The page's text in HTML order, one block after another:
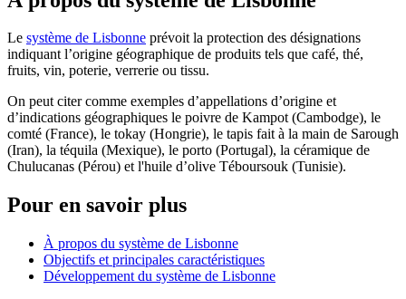
Le système de Lisbonne prévoit la protection des désignations
indiquant l’origine géographique de produits tels que café, thé,
fruits, vin, poterie, verrerie ou tissu.
On peut citer comme exemples d’appellations d’origine et
d’indications géographiques le poivre de Kampot (Cambodge), le
comté (France), le tokay (Hongrie), le tapis fait à la main de Sarough
(Iran), la téquila (Mexique), le porto (Portugal), la céramique de
Chulucanas (Pérou) et l'huile d’olive Téboursouk (Tunisie).
Pour en savoir plus
À propos du système de Lisbonne
Objectifs et principales caractéristiques
Développement du système de Lisbonne